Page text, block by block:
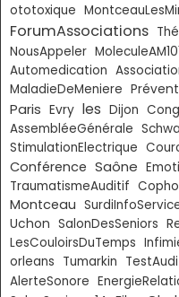
ototoxique
ForumAssociations
NousAppeler
Automedication
MaladieDeMeniere
Paris Evry les Dijon
AssembléeGénérale
StimulationElectrique
Conférence Saône
TraumatismeAuditif
Montceau
Uchon SalonDesSeniors
LesCouloirsDuTemps
orleans Tumarkin
AlerteSonore